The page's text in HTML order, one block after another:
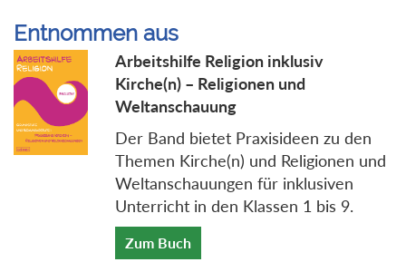
Entnommen aus
Arbeitshilfe Religion inklusiv
Kirche(n) – Religionen und
Weltanschauung
Der Band bietet Praxisideen zu den
Themen Kirche(n) und Religionen und
Weltanschauungen für inklusiven
Unterricht in den Klassen 1 bis 9.
Zum Buch